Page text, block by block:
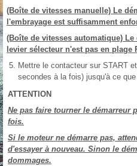
(Boîte de vitesses manuelle) Le
l'embrayage est suffisamment
(Boîte de vitesses automatique)
levier sélecteur n'est pas en plage
Mettre le contacteur sur START
secondes à la fois) jusqu'à ce
ATTENTION
Ne pas faire tourner le démarreur
fois.
Si le moteur ne démarre pas,
d'essayer à nouveau. Sinon le
dommages.